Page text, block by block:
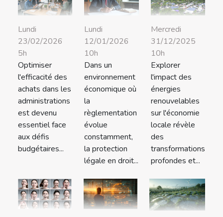
Lundi
23/02/2026
5h
Optimiser
l'efficacité des
achats dans les
administrations
est devenu
essentiel face
aux défis
budgétaires...
Lundi
12/01/2026
10h
Dans un
environnement
économique où
la
règlementation
évolue
constamment,
la protection
légale en droit...
Mercredi
31/12/2025
10h
Explorer
l'impact des
énergies
renouvelables
sur l'économie
locale révèle
des
transformations
profondes et...